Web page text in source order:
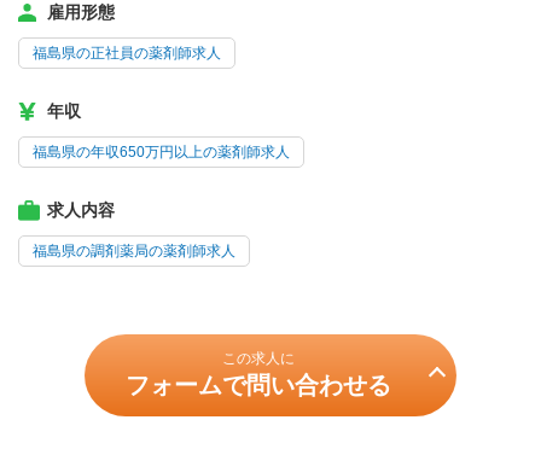
雇用形態
福島県の正社員の薬剤師求人
年収
福島県の年収650万円以上の薬剤師求人
求人内容
福島県の調剤薬局の薬剤師求人
この求人に
フォームで問い合わせる